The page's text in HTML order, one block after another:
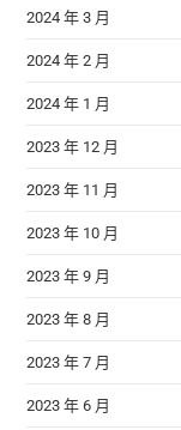
2024 年 3 月
2024 年 2 月
2024 年 1 月
2023 年 12 月
2023 年 11 月
2023 年 10 月
2023 年 9 月
2023 年 8 月
2023 年 7 月
2023 年 6 月